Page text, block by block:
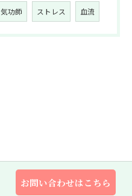
気功師 ストレス 血流
お問い合わせはこちら